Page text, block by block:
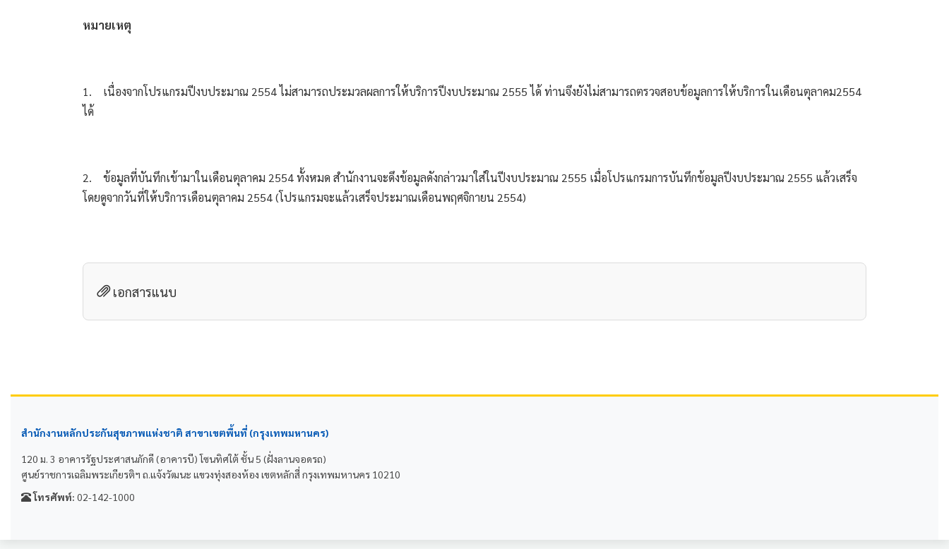
หมายเหตุ
1.
เนื่องจากโปรแกรมปีงบประมาณ 2554 ไม่สามารถประมวลผลการให้บริการปีงบประมาณ 2555 ได้ ท่านจึงยังไม่สามารถตรวจสอบข้อมูลการให้บริการในเดือนตุลาคม2554
ได้
2.
ข้อมูลที่บันทึกเข้ามาในเดือนตุลาคม 2554 ทั้งหมด สำนักงานจะดึงข้อมูลดังกล่าวมาใส่ในปีงบประมาณ 2555 เมื่อโปรแกรมการบันทึกข้อมูลปีงบประมาณ 2555 แล้วเสร็จ
โดยดูจากวันที่ให้บริการเดือนตุลาคม 2554 (โปรแกรมจะแล้วเสร็จประมาณเดือนพฤศจิกายน 2554)
เอกสารแนบ
สำนักงานหลักประกันสุขภาพแห่งชาติ สาขาเขตพื้นที่ (กรุงเทพมหานคร)
120 ม. 3 อาคารรัฐประศาสนภักดี (อาคารบี) โซนทิศใต้ ชั้น 5 (ฝั่งลานจอดรถ)
ศูนย์ราชการเฉลิมพระเกียรติฯ ถ.แจ้งวัฒนะ แขวงทุ่งสองห้อง เขตหลักสี่ กรุงเทพมหานคร 10210
โทรศัพท์: 02-142-1000